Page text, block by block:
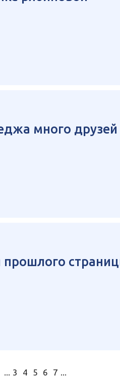
много друзей
прошлого
... 3 4 5 6 7 ...